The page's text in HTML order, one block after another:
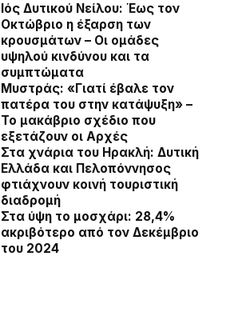
Ιός Δυτικού Νείλου: Έως τον
Οκτώβριο η έξαρση των
κρουσμάτων – Οι ομάδες
υψηλού κινδύνου και τα
συμπτώματα
Μυστράς: «Γιατί έβαλε τον
πατέρα του στην κατάψυξη» –
Το μακάβριο σχέδιο που
εξετάζουν οι Αρχές
Στα χνάρια του Ηρακλή: Δυτική
Ελλάδα και Πελοπόννησος
φτιάχνουν κοινή τουριστική
διαδρομή
Στα ύψη το μοσχάρι: 28,4%
ακριβότερο από τον Δεκέμβριο
του 2024